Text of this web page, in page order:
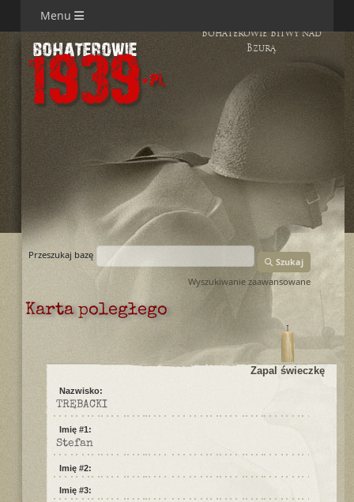
Menu
Bohaterowie Bitwy nad
Bzurą
Przeszukaj bazę
Szukaj
Wyszukiwanie zaawansowane
Karta poległego
Zapal świeczkę
Nazwisko:
TRĘBACKI
Imię #1:
Stefan
Imię #2:
Imię #3: